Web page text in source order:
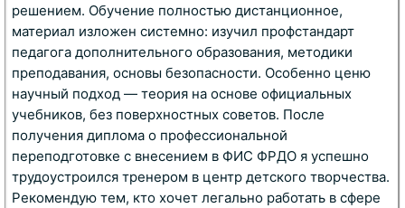
решением. Обучение полностью дистанционное,
материал изложен системно: изучил профстандарт
педагога дополнительного образования, методики
преподавания, основы безопасности. Особенно ценю
научный подход — теория на основе официальных
учебников, без поверхностных советов. После
получения диплома о профессиональной
переподготовке с внесением в ФИС ФРДО я успешно
трудоустроился тренером в центр детского творчества.
Рекомендую тем, кто хочет легально работать в сфере